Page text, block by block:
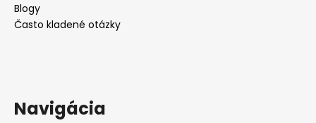
Blogy
Často kladené otázky
Navigácia